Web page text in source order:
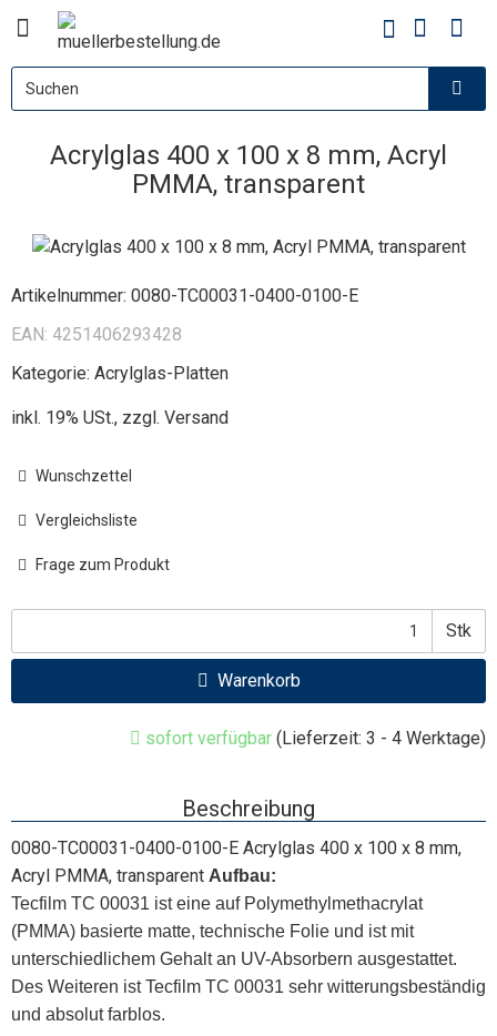
Acrylglas 400 x 100 x 8 mm, Acryl
PMMA, transparent
Artikelnummer: 0080-TC00031-0400-0100-E
EAN: 4251406293428
Kategorie: Acrylglas-Platten
inkl. 19% USt., zzgl. Versand
Wunschzettel
Vergleichsliste
Frage zum Produkt
Stk
Warenkorb
sofort verfügbar (Lieferzeit: 3 - 4 Werktage)
Beschreibung
0080-TC00031-0400-0100-E Acrylglas 400 x 100 x 8 mm,
Acryl PMMA, transparent Aufbau:
Tecfilm TC 00031 ist eine auf Polymethylmethacrylat
(PMMA) basierte matte, technische Folie und ist mit
unterschiedlichem Gehalt an UV-Absorbern ausgestattet.
Des Weiteren ist Tecfilm TC 00031 sehr witterungsbeständig
und absolut farblos.